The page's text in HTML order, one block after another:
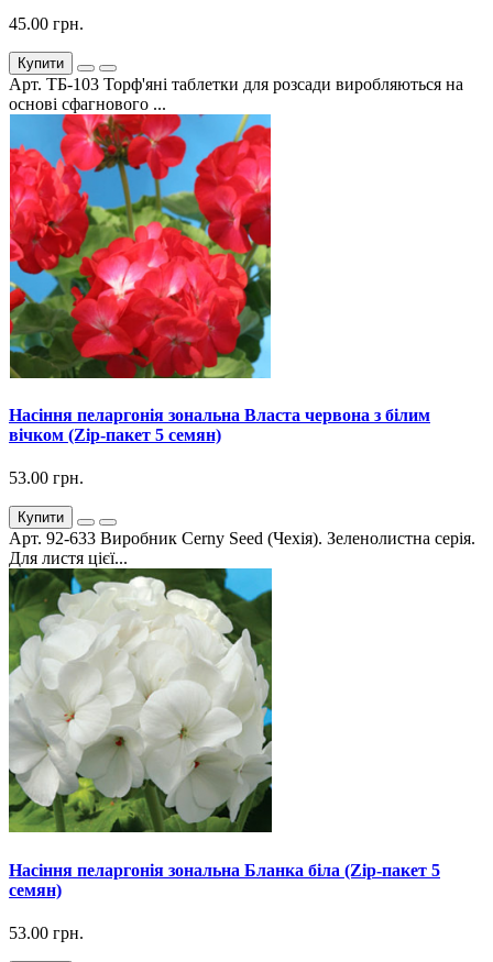
45.00 грн.
Купити
Арт. ТБ-103 Торф'яні таблетки для розсади виробляються на
основі сфагнового ...
Насіння пеларгонія зональна Власта червона з білим
вічком (Zip-пакет 5 семян)
53.00 грн.
Купити
Арт. 92-633 Виробник Cerny Seed (Чехія). Зеленолистна серія.
Для листя цієї...
Насіння пеларгонія зональна Бланка біла (Zip-пакет 5
семян)
53.00 грн.